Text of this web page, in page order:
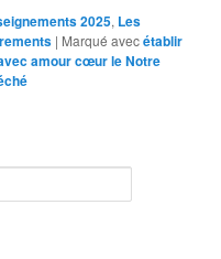
2025, Les
| Marqué avecétablir
amour cœur le Notre